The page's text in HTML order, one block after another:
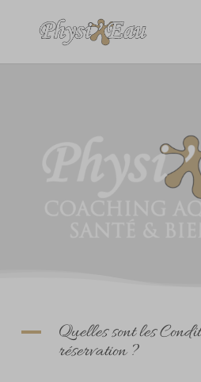
A
Quelles sont les
réservation ?